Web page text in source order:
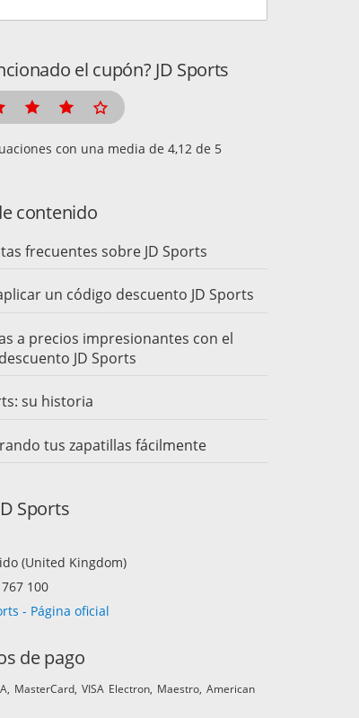
el cupón? JD Sports
con una media de
de 5
contenido
frecuentes sobre JD Sports
un código descuento JD Sports
a precios impresionantes con el
JD Sports
su historia
tus zapatillas fácilmente
Sports
(United Kingdom)
100
- Página oficial
de pago
MasterCard VISA Electron Maestro American